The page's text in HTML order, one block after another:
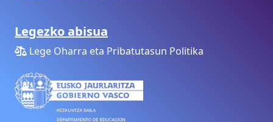
Legezko abisua
Lege Oharra eta Pribatutasun Politika